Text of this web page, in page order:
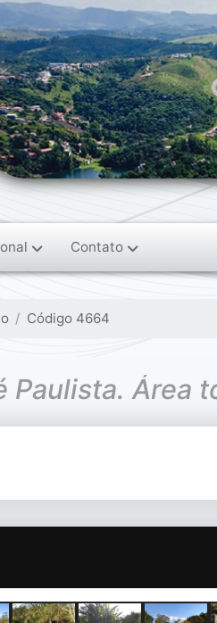
Contato
Código 4664
Paulista. Área